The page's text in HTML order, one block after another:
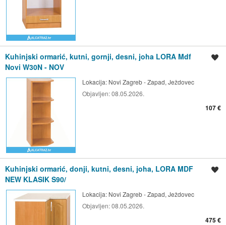
Kuhinjski ormarić, kutni, gornji, desni, joha LORA Mdf
Novi W30N - NOV
Lokacija: Novi Zagreb - Zapad, Ježdovec
Objavljen:08.05.2026.
107 €
Kuhinjski ormarić, donji, kutni, desni, joha, LORA MDF
NEW KLASIK S90/
Lokacija: Novi Zagreb - Zapad, Ježdovec
Objavljen:08.05.2026.
475 €